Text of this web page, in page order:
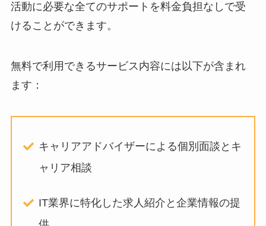
活動に必要な全てのサポートを料金負担なしで受
けることができます。
無料で利用できるサービス内容には以下が含まれ
ます：
キャリアアドバイザーによる個別面談とキ
ャリア相談
IT業界に特化した求人紹介と企業情報の提